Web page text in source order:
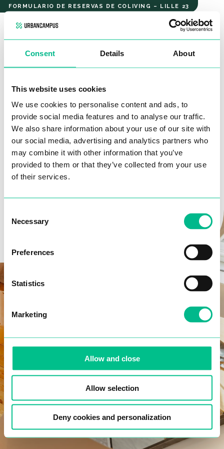
Consent Details About
This website uses cookies
We use cookies to personalise content and ads, to
provide social media features and to analyse our traffic.
We also share information about your use of our site with
our social media, advertising and analytics partners who
may combine it with other information that you’ve
provided to them or that they’ve collected from your use
of their services.
Selection
Necessary
Preferences
Statistics
Marketing
Allow and close
Allow selection
Deny cookies and personalization
FORMULARIO DE RESERVAS DE COLIVING – LILLE 23
SAINT SO'
MEZZANINE STUDIO
¡Hola!
Rellena este formulario, sin compromiso.y nospondremos
en contacto contigopara proseguir el proceso de reserva.
Solo tienes quecontestar 5 preguntas. No te llevará más de
2 minutos.
¡MANOS A LA OBRA!
Por favor, revisa tus datos de contacto para que
nuestro equipo pueda comunicarse contigo
rápidamentey acompañarte en tu búsqueda de
alojamiento.
Nombre*
Email*
Fecha de nacimiento*
Confirmo que he leído y acepto la política de
protección de datos.
Saint So'
Studio